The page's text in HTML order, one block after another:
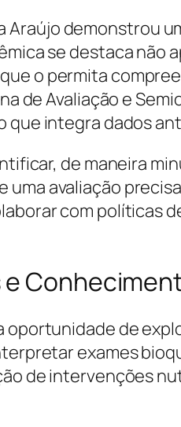
Araújo demonstrou
se destaca não
o permita
de Avaliação e
que integra dados
de maneira
avaliação
com políticas
oportunidade de
exames
de intervenções